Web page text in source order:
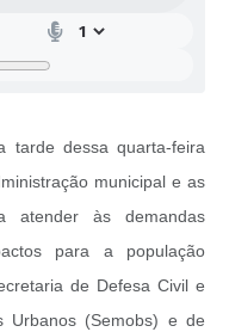
tarde dessa quarta-feira
municipal e as
atender às demandas
para a população
de Defesa Civil e
Urbanos (Semobs) e de